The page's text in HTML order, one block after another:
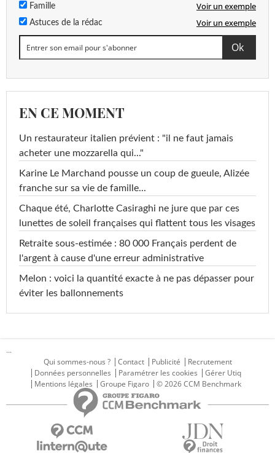
Famille Voir un exemple
Astuces de la rédac Voir un exemple
EN CE MOMENT
Un restaurateur italien prévient : "il ne faut jamais
acheter une mozzarella qui..."
Karine Le Marchand pousse un coup de gueule, Alizée
franche sur sa vie de famille...
Chaque été, Charlotte Casiraghi ne jure que par ces
lunettes de soleil françaises qui flattent tous les visages
Retraite sous-estimée : 80 000 Français perdent de
l'argent à cause d'une erreur administrative
Melon : voici la quantité exacte à ne pas dépasser pour
éviter les ballonnements
...
Qui sommes-nous ?
Contact Publicité
Recrutement
Données personnelles
Paramétrer les cookies
Gérer Utiq
Mentions légales
Groupe Figaro © 2026 CCM Benchmark